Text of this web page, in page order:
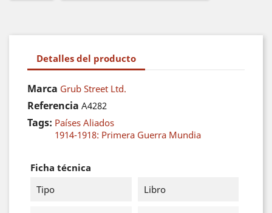
Detalles del producto
Marca Grub Street Ltd.
Referencia A4282
Tags: Países Aliados
1914-1918: Primera Guerra Mundia
Ficha técnica
Tipo
Libro